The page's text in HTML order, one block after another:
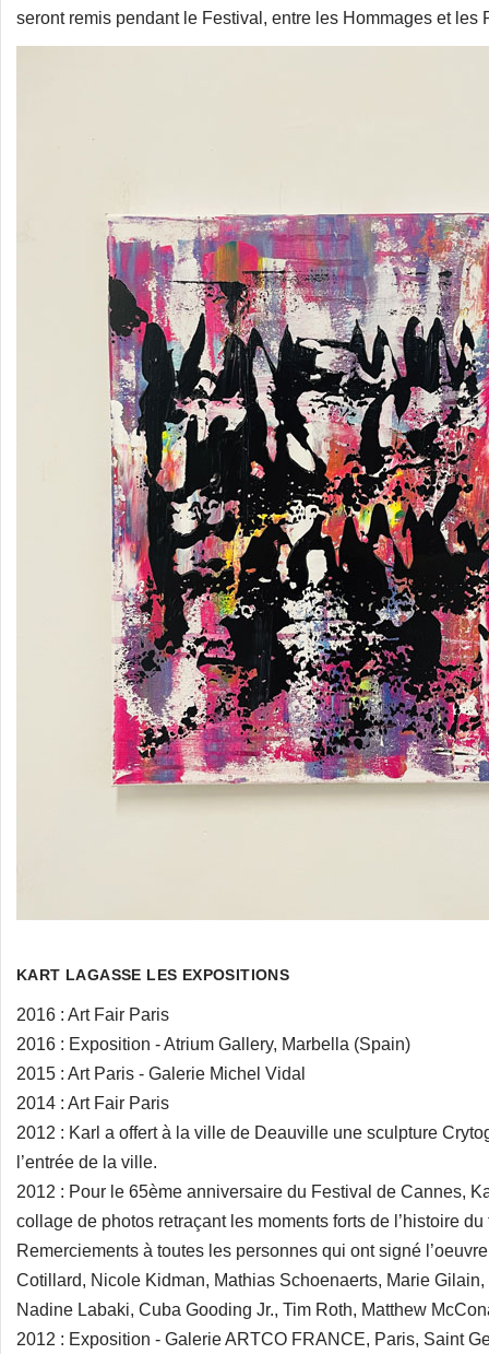
seront remis pendant le Festival, entre les Hommages et les
KART LAGASSE LES EXPOSITIONS
2016 : Art Fair Paris
2016 : Exposition - Atrium Gallery, Marbella (Spain)
2015 : Art Paris - Galerie Michel Vidal
2014 : Art Fair Paris
2012 : Karl a offert à la ville de Deauville une sculpture
l’entrée de la ville.
2012 : Pour le 65ème anniversaire du Festival de Cannes,
collage de photos retraçant les moments forts de l’histoire du
Remerciements à toutes les personnes qui ont signé
Cotillard, Nicole Kidman, Mathias Schoenaerts, Marie
Nadine Labaki, Cuba Gooding Jr., Tim Roth, Matthew
2012 : Exposition - Galerie ARTCO FRANCE, Paris, Saint